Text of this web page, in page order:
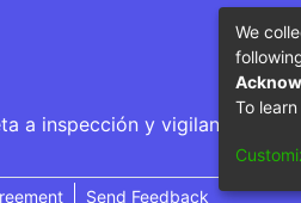
a inspección y vigilancia por
Send Feedback
We
To